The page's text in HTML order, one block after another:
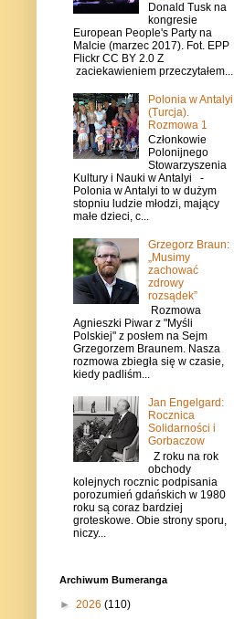
Donald Tusk na
kongresie
European People's Party na
Malcie (marzec 2017). Fot. EPP
Flickr CC BY 2.0 Z
zaciekawieniem przeczytałem...
Polonia w Antalyi
(Turcja).
Rozmowa 1
Członkowie
Polonijnego
Stowarzyszenia
Kultury i Nauki w Antalyi -
Polonia w Antalyi to w dużym
stopniu ludzie młodzi, mający
małe dzieci, c...
Grzegorz Braun:
„Musimy
zachować
zdrowy
rozsądek”
Rozmowa
Agnieszki Piwar z "Myśli
Polskiej" z posłem na Sejm
Grzegorzem Braunem. Nasza
rozmowa zbiegła się w czasie,
kiedy padliśm...
Jan Engelgard:
Rocznica
Solidarności i
Gorbaczow
Z roku na rok
obchody
kolejnych rocznic podpisania
porozumień gdańskich w 1980
roku są coraz bardziej
groteskowe. Obie strony sporu,
niczy...
Archiwum Bumeranga
► 2026 (110)